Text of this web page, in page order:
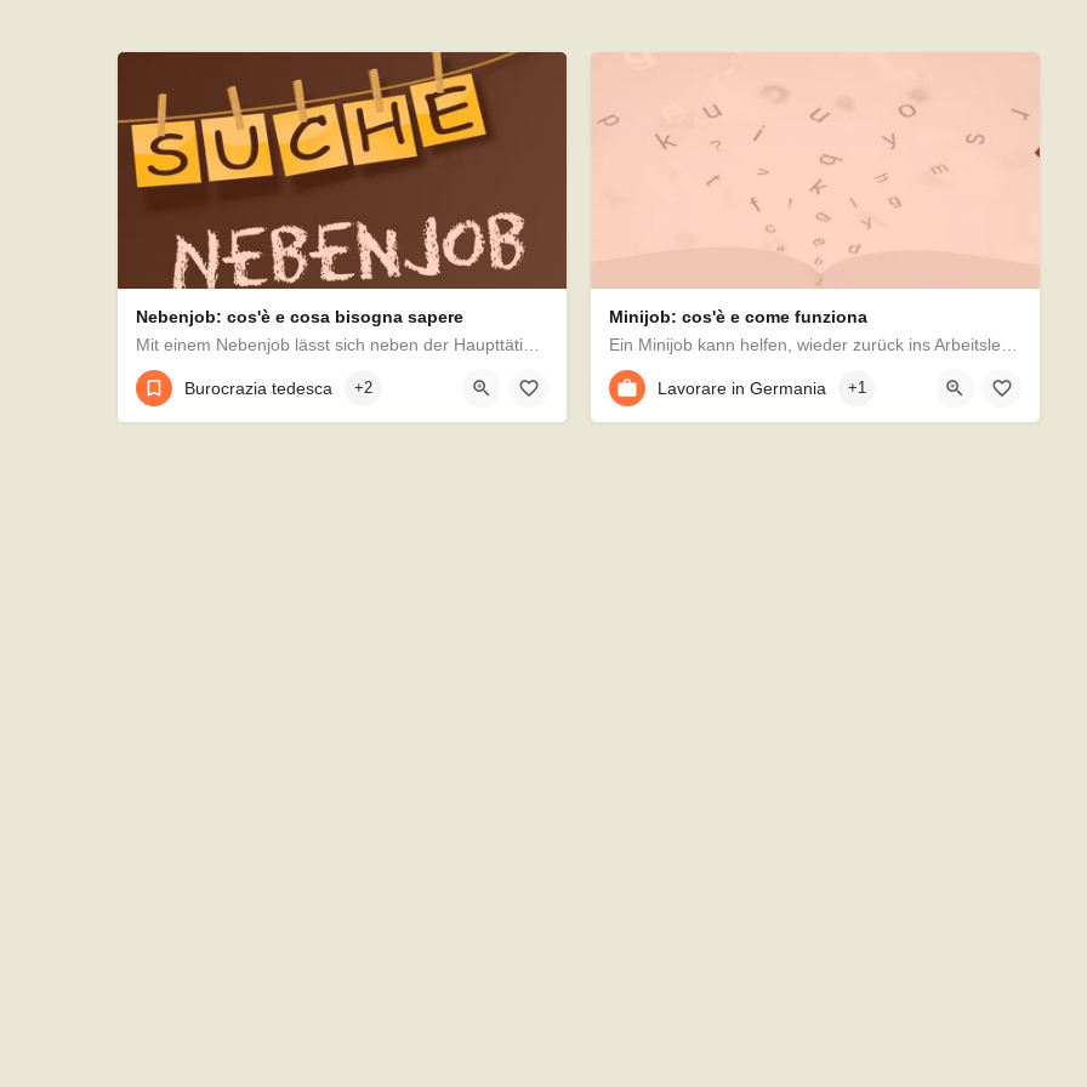
Nebenjob: cos'è e cosa bisogna sapere
Burocrazia tedesca +2
Minijob: cos'è e come funziona
Lavorare in Germania +1